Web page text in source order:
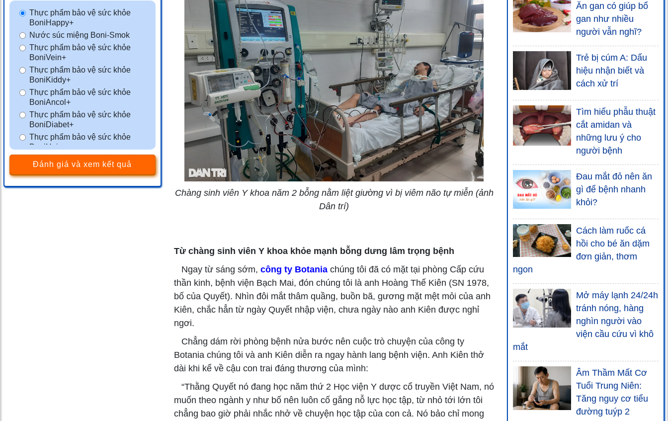
Thực phẩm bảo vệ sức khỏe
BoniHappy+
Nước súc miệng Boni-Smok
Thực phẩm bảo vệ sức khỏe
BoniVein+
Thực phẩm bảo vệ sức khỏe
BoniKiddy+
Thực phẩm bảo vệ sức khỏe
BoniAncol+
Thực phẩm bảo vệ sức khỏe
BoniDiabet+
Thực phẩm bảo vệ sức khỏe
BoniHair
Thực phẩm bảo vệ sức khỏe
BoniSleep+
BoniSeal+
Đánh giá và xem kết quả
Chàng sinh viên Y khoa năm 2 bỗng nằm liệt giường vì bị viêm não tự miễn (ảnh
Dân trí)
Từ chàng sinh viên Y khoa khỏe mạnh bỗng dưng lâm trọng bệnh
Ngay từ sáng sớm, công ty Botaniachúng tôi đã có mặt tại phòng Cấp cứu
thần kinh, bệnh viện Bạch Mai, đón chúng tôi là anh Hoàng Thế Kiên (SN 1978,
bố của Quyết). Nhìn đôi mắt thâm quầng, buồn bã, gương mặt mệt mỏi của anh
Kiên, chắc hẳn từ ngày Quyết nhập viện, chưa ngày nào anh Kiên được nghỉ
ngơi.
Chẳng dám rời phòng bệnh nửa bước nên cuộc trò chuyện của công ty
Botania chúng tôi và anh Kiên diễn ra ngay hành lang bệnh viện. Anh Kiên thở
dài khi kể về cậu con trai đáng thương của mình:
“Thằng Quyết nó đang học năm thứ 2 Học viện Y dược cổ truyền Việt Nam, nó
muốn theo ngành y như bố nên luôn cố gắng nỗ lực học tập, từ nhỏ tới lớn tôi
chẳng bao giờ phải nhắc nhở về chuyện học tập của con cả. Nó bảo chỉ mong
Ăn gan có giúp bổ
gan như nhiều
người vẫn nghĩ?
Trẻ bị cúm A: Dấu
hiệu nhận biết và
cách xử trí
Tìm hiểu phẫu thuật
cắt amidan và
những lưu ý cho
người bệnh
Đau mắt đỏ nên ăn
gì để bệnh nhanh
khỏi?
Cách làm ruốc cá
hồi cho bé ăn dặm
đơn giản, thơm
ngon
Mở máy lạnh 24/24h
tránh nóng, hàng
nghìn người vào
viện cầu cứu vì khô
mắt
Âm Thầm Mất Cơ
Tuổi Trung Niên:
Tăng nguy cơ tiểu
đường tuýp 2